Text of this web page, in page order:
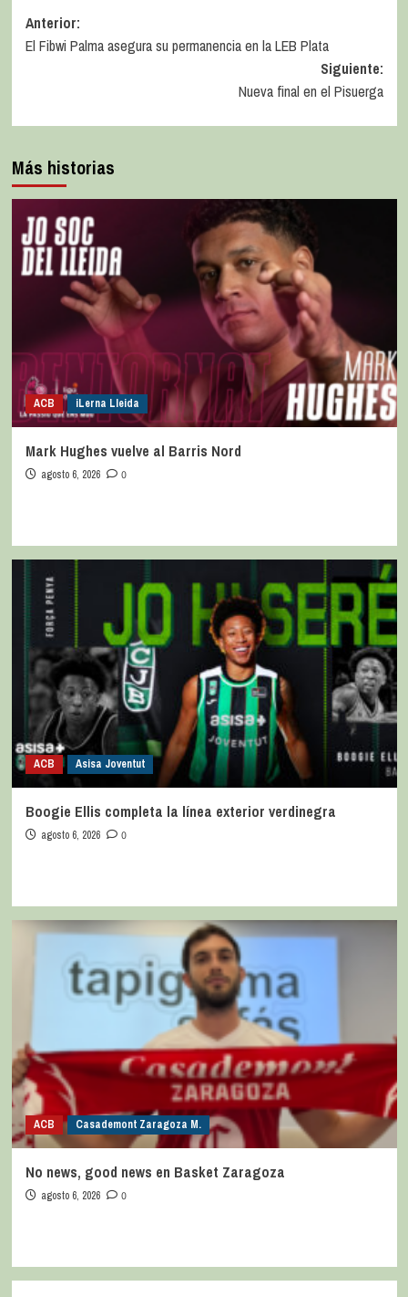
Anterior:
El Fibwi Palma asegura su permanencia en la LEB Plata
Siguiente:
Nueva final en el Pisuerga
Más historias
ACB iLerna Lleida
Mark Hughes vuelve al Barris Nord
agosto 6, 2026 0
ACB Asisa Joventut
Boogie Ellis completa la línea exterior verdinegra
agosto 6, 2026 0
ACB Casademont Zaragoza M.
No news, good news en Basket Zaragoza
agosto 6, 2026 0